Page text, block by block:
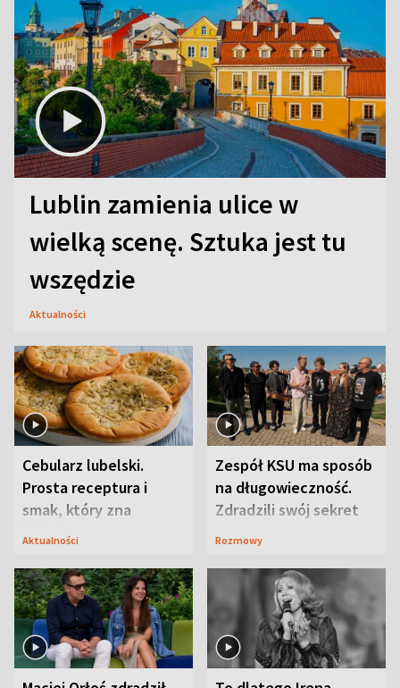
Lublin zamienia ulice w
wielką scenę. Sztuka jest tu
wszędzie
Aktualności
Cebularz lubelski.
Prosta receptura i
smak, który zna
Lubelszczyzna
Aktualności
Zespół KSU ma sposób
na długowieczność.
Zdradzili swój sekret
Rozmowy